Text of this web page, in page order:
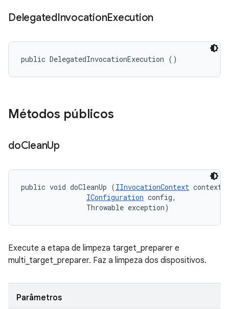
DelegatedInvocationExecution
public DelegatedInvocationExecution ()
Métodos públicos
doCleanUp
public void doCleanUp (IInvocationContext
IConfiguration config,
                Throwable exception)
Execute a etapa de limpeza target_preparer e
multi_target_preparer. Faz a limpeza dos dispositivos.
Parâmetros